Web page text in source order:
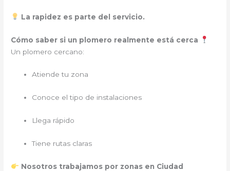
La rapidez es parte del servicio.
Cómo saber si un plomero realmente está cerca
Un plomero cercano:
Atiende tu zona
Conoce el tipo de instalaciones
Llega rápido
Tiene rutas claras
Nosotros trabajamos por zonas en Ciudad